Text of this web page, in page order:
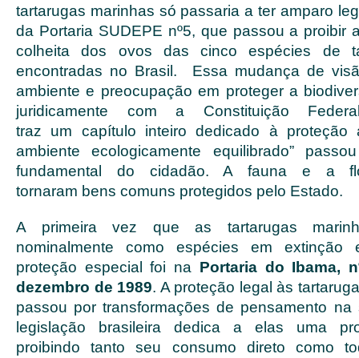
tartarugas marinhas só passaria a ter amparo
da Portaria SUDEPE nº5, que passou a proibir
colheita dos ovos das cinco espécies de
encontradas no Brasil. Essa mudança de
ambiente e preocupação em proteger a
juridicamente com a Constituição
traz um capítulo inteiro dedicado à proteção
ambiente ecologicamente equilibrado”
fundamental do cidadão. A fauna e a
tornaram bens comuns protegidos pelo Estado.
A primeira vez que as tartarugas
nominalmente como espécies em extinção
proteção especial foi na Portaria do Ibama,
dezembro de 1989. A proteção legal às
passou por transformações de pensamento
legislação brasileira dedica a elas uma
proibindo tanto seu consumo direto como